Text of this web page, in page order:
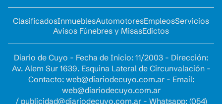
ClasificadosInmueblesAutomotoresEmpleosServicios
Avisos Fúnebres y MisasEdictos
Diario de Cuyo - Fecha de Inicio: 11/2003 - Dirección:
Av. Alem Sur 1639. Esquina Lateral de Circunvalación -
Contacto: web@diariodecuyo.com.ar- Email:
web@diariodecuyo.com.ar
/ publicidad@diariodecuyo.com.ar- Whatsapp: (054)